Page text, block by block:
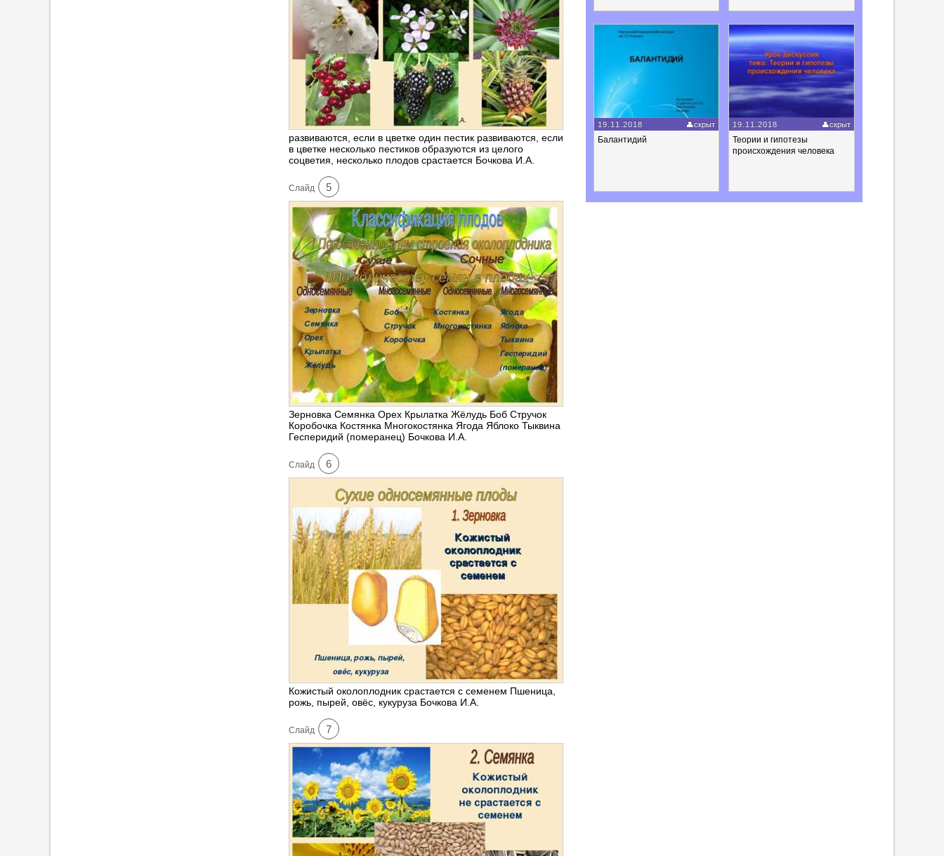
развиваются, если в цветке один пестик развиваются, если
в цветке несколько пестиков образуются из целого
соцветия, несколько плодов срастается Бочкова И.А.
Cлайд 5
Зерновка Семянка Орех Крылатка Жёлудь Боб Стручок
Коробочка Костянка Многокостянка Ягода Яблоко Тыквина
Гесперидий (померанец) Бочкова И.А.
Cлайд 6
Кожистый околоплодник срастается с семенем Пшеница,
рожь, пырей, овёс, кукуруза Бочкова И.А.
Cлайд 7
19.11.2018 скрыт
Балантидий
19.11.2018 скрыт
Теории и гипотезы
происхождения человека